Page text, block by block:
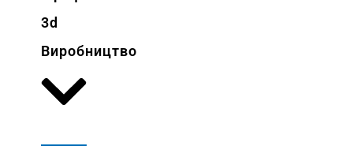
3d
Виробництво